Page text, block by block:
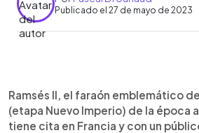
Publicado el 27 de mayo de 2023
► Escuchar artículo
Ramsés II, el faraón emblemático
(etapa Nuevo Imperio) de la época
tiene cita en Francia y con un